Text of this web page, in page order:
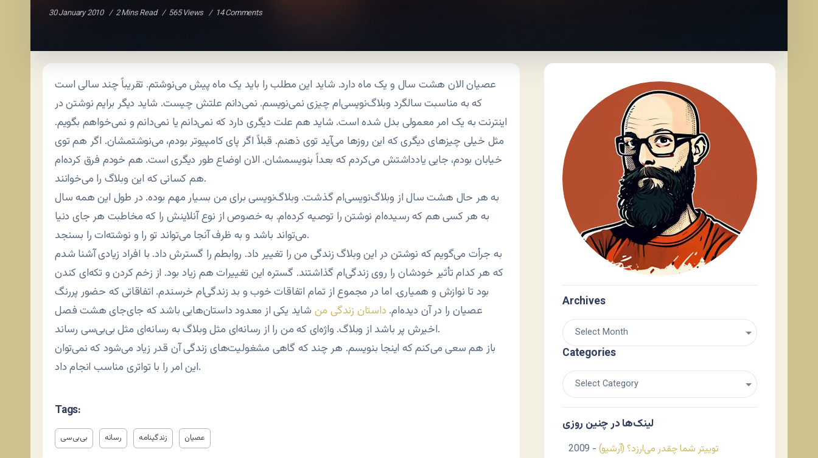
30 January 2010 2 Mins Read 565 Views 14 Comments
عصیان الان هشت سال و یک ماه دارد. شاید این مطلب را باید یک ماه پیش می‌نوشتم. تقریباً چند سالی است
که به مناسبت سالگرد وبلاگ‌نویسی‌ام چیزی نمی‌نویسم. نمی‌دانم علتش چیست. شاید دیگر برایم نوشتن در
اینترنت به یک امر معمولی بدل شده است. شاید هم علت دیگری دارد که نمی‌دانم یا نمی‌دانم و نمی‌خواهم بگویم.
مثل خیلی چیزهای دیگری که این روزها می‌آید توی ذهنم. قبلاً اگر پای کامپیوتر بودم، می‌نوشتمشان. اگر هم توی
خیابان بودم، جایی یادداشتش می‌کردم که بعداً بنویسمشان. الان اوضاع طور دیگری است. هم خودم فرق کرده‌ام
هم کسانی که این وبلاگ را می‌خوانند.
به هر حال هشت سال از وبلاگ‌نویسی‌ام گذشت. وبلاگ‌نویسی برای من بسیار مهم بوده. در طول این همه سال
به هر کسی هم که رسیده‌ام نوشتن را توصیه کرده‌ام. به خصوص از نوع آنلاینش را که مخاطبت هر جای دنیا
می‌تواند باشد و به ظرف آنجا می‌تواند تو را و نوشته‌ات را بسنجد.
به جرأت می‌گویم که نوشتن در این وبلاگ زندگی من را تغییر داد. روابطم را گسترش داد. با افراد زیادی آشنا شدم
که هر کدام تأثیر خودشان را روی زندگی‌ام گذاشتند. گستره این تغییرات هم زیاد بود. از زخم کردن و تکه‌ای کندن
بود تا نوازش و همیاری. اما در مجموع از تمام اتفاقات خوب و بد زندگی‌ام خرسندم. اتفاقاتی که حضور پررنگ
عصیان را در آن دیده‌ام. داستان زندگی من شاید یکی از معدود داستان‌هایی باشد که جای‌جای هشت فصل
اخیرش پر باشد از وبلاگ. واژه‌ای که من را از رسانه‌ای مثل وبلاگ به رسانه‌ای مثل بی‌بی‌سی رساند.
باز هم سعی می‌کنم که اینجا بنویسم. هر چند که گاهی مشغولیت‌های زندگی آن قدر زیاد می‌شود که نمی‌توان
این امر را با تواتری مناسب انجام داد.
Tags:
بی‌بی‌سی رسانه زندگینامه عصیان
Archives
Categories
لینک‌ها در چنین روزی
توییتر شما چقدر می‌ارزد؟ (آرشیو) - 2009